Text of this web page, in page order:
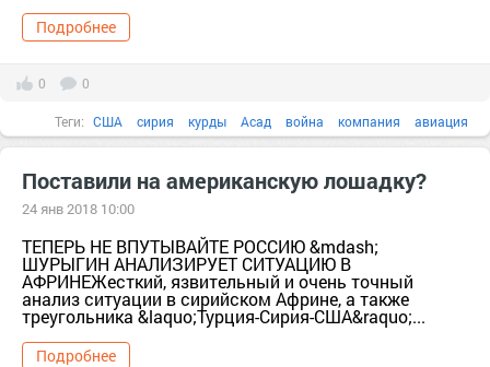
Подробнее
0 0
Теги: США сирия курды Асад война компания авиация
Поставили на американскую лошадку?
24 янв 2018 10:00
ТЕПЕРЬ НЕ ВПУТЫВАЙТЕ РОССИЮ &mdash;
ШУРЫГИН АНАЛИЗИРУЕТ СИТУАЦИЮ В
АФРИНЕЖесткий, язвительный и очень точный
анализ ситуации в сирийском Африне, а также
треугольника &laquo;Турция-Сирия-США&raquo;...
Подробнее